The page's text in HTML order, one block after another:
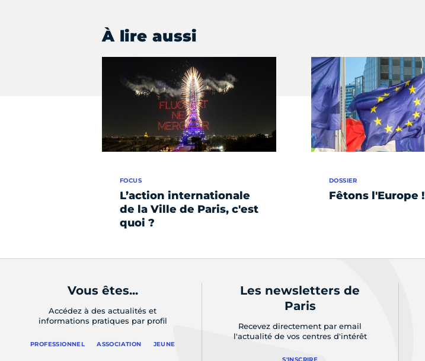
À lire aussi
L’action internationale
de la Ville de Paris, c'est
quoi ?
FOCUS
Fêtons l'Europe !
DOSSIER
Vous êtes...
Accédez à des actualités et
informations pratiques par profil
PROFESSIONNEL ASSOCIATION JEUNE
Les newsletters de
Paris
Recevez directement par email
l'actualité de vos centres d'intérêt
S'INSCRIRE